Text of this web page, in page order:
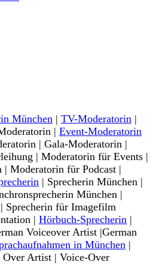
Schönrock
München | TV-Moderatorin |
| Event-Moderatorin
| Gala-Moderatorin |
| Moderatorin für Events |
Moderatorin für Podcast |
| Sprecherin München |
München |
Sprecherin für Imagefilm
| Hörbuch-Sprecherin |
Voiceover Artist |German
in München |
Over Artist | Voice-Over